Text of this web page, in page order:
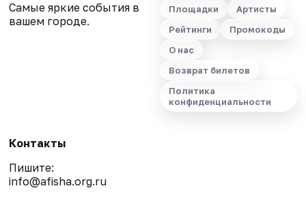
Самые яркие события в
вашем городе.
Площадки
Артисты
Рейтинги
Промокоды
О нас
Возврат билетов
Политика
конфиденциальности
Контакты
Пишите:
info@afisha.org.ru